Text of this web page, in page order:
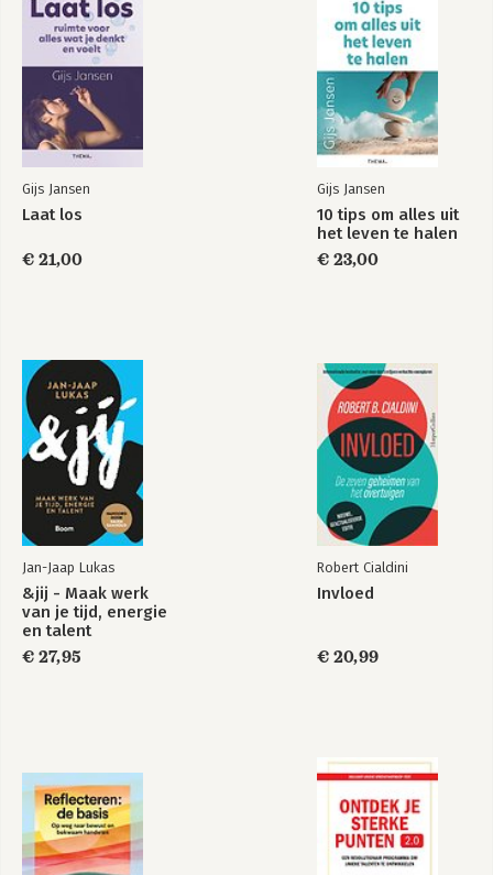
Uit liefde voor
jezelf
Het ACT basisboek
Vrij zijn kun je leren
Vrede met je
verslaving
Bekijk alle boeken
Gijs Jansen
Laat los
€ 21,00
Gijs Jansen
10 tips om alles uit
het leven te halen
€ 23,00
Jan-Jaap Lukas
&jij - Maak werk
van je tijd, energie
en talent
€ 27,95
Robert Cialdini
Invloed
€ 20,99